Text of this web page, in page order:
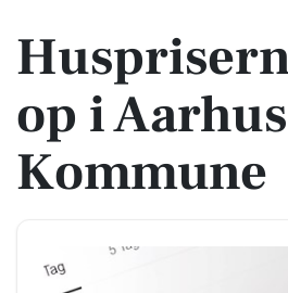
op i Aarhus
Kommune